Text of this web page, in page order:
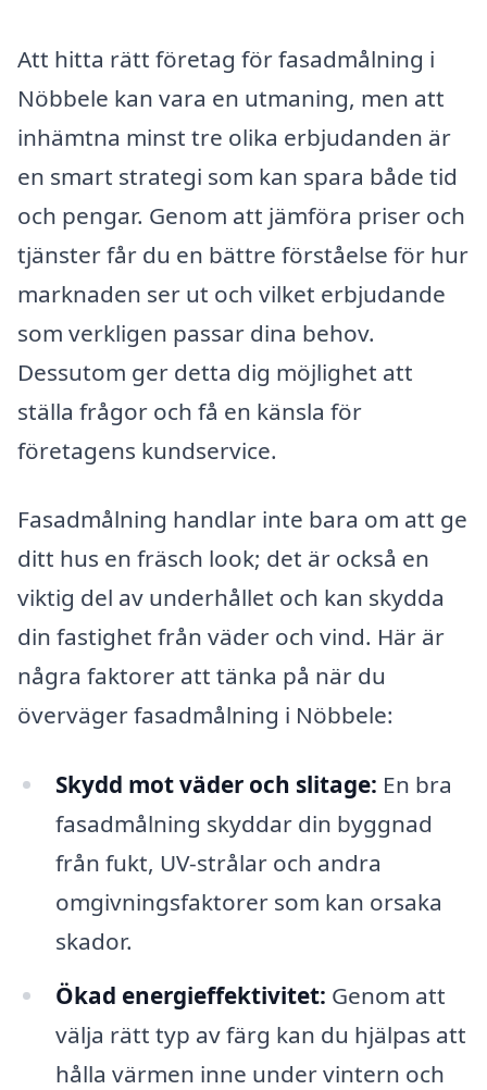
Att hitta rätt företag för fasadmålning i
Nöbbele kan vara en utmaning, men att
inhämtna minst tre olika erbjudanden är
en smart strategi som kan spara både tid
och pengar. Genom att jämföra priser och
tjänster får du en bättre förståelse för hur
marknaden ser ut och vilket erbjudande
som verkligen passar dina behov.
Dessutom ger detta dig möjlighet att
ställa frågor och få en känsla för
företagens kundservice.
Fasadmålning handlar inte bara om att ge
ditt hus en fräsch look; det är också en
viktig del av underhållet och kan skydda
din fastighet från väder och vind. Här är
några faktorer att tänka på när du
överväger fasadmålning i Nöbbele:
Skydd mot väder och slitage: En bra
fasadmålning skyddar din byggnad
från fukt, UV-strålar och andra
omgivningsfaktorer som kan orsaka
skador.
Ökad energieffektivitet: Genom att
välja rätt typ av färg kan du hjälpas att
hålla värmen inne under vintern och